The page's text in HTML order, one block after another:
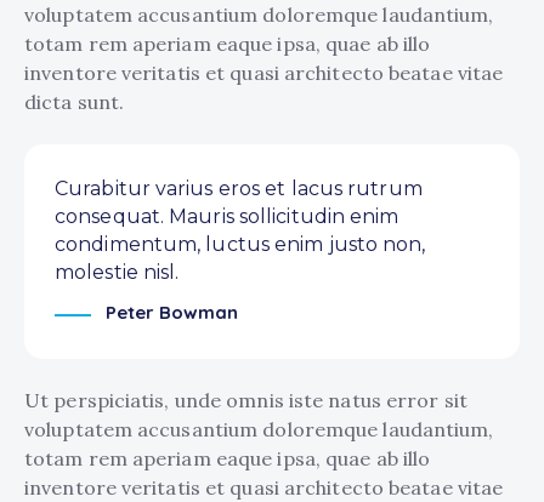
voluptatem accusantium doloremque laudantium,
totam rem aperiam eaque ipsa, quae ab illo
inventore veritatis et quasi architecto beatae vitae
dicta sunt.
Curabitur varius eros et lacus rutrum
consequat. Mauris sollicitudin enim
condimentum, luctus enim justo non,
molestie nisl.
Peter Bowman
Ut perspiciatis, unde omnis iste natus error sit
voluptatem accusantium doloremque laudantium,
totam rem aperiam eaque ipsa, quae ab illo
inventore veritatis et quasi architecto beatae vitae